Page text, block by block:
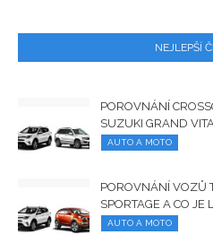
NEJLEPŠÍ
POROVNÁNÍ
SUZUKI GRAND
AUTO A MOTO
POROVNÁNÍ VOZŮ
SPORTAGE A CO JE
AUTO A MOTO